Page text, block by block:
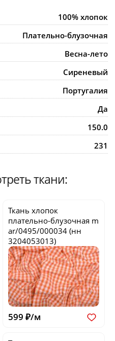
100% хлопок
Плательно-блузочная
Весна-лето
Сиреневый
Португалия
Да
150.0
231
ткани:
Ткань хлопок
плательно-блузочная m
ar/0495/000034 (нн
3204053013)
599 ₽/м